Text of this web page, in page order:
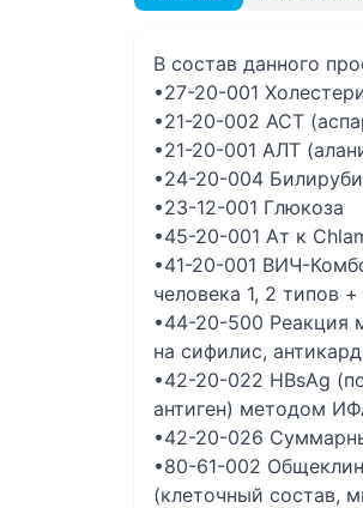
В состав данного
•27-20-001
•21-20-002 АСТ
•21-20-001 АЛТ
•24-20-004
•23-12-001 Глюкоза
•45-20-001 Ат к
•41-20-001 ВИЧ-
человека 1, 2 типов
•44-20-500 Реакция
на сифилис,
•42-20-022 HBsAg
антиген) методом
•42-20-026
•80-61-002
(клеточный состав,